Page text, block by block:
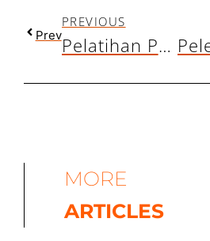
Prev
PREVIOUS
Pelatihan Pasukan Janaiz 2026: Bekal Layanan Masyarakat yang Sesuai Syariat
MORE
ARTICLES